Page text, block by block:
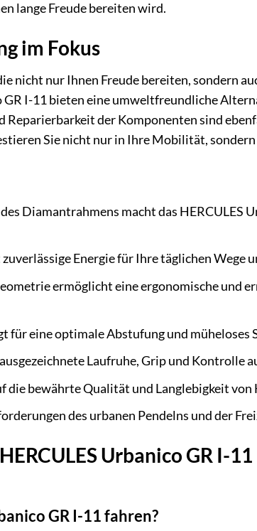
lange Freude bereiten wird.
im Fokus
nicht nur Ihnen Freude bereiten, sondern
GR I-11 bieten eine umweltfreundliche
Reparierbarkeit der Komponenten sind
Sie nicht nur in Ihre Mobilität,
Diamantrahmens macht das HERCULES
Energie für Ihre täglichen Wege
ermöglicht eine ergonomische und
für eine optimale Abstufung und
Laufruhe, Grip und Kontrolle
die bewährte Qualität und Langlebigkeit von
des urbanen Pendelns und der
Urbanico GR I-
GR I-11 fahren?